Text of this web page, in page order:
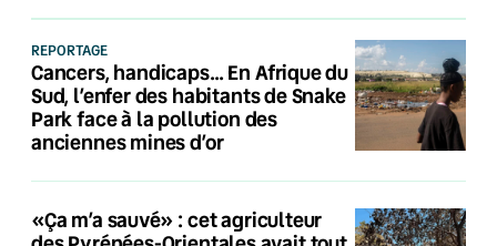
REPORTAGE
Cancers, handicaps… En Afrique du
Sud, l’enfer des habitants de Snake
Park face à la pollution des
anciennes mines d’or
«Ça m’a sauvé» : cet agriculteur